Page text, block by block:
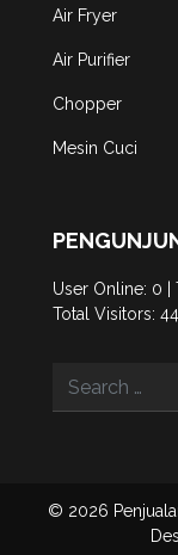
Air Fryer
Air Purifier
Chopper
Mesin Cuci
User Online: 0 |
Total Visitors:
© 2026